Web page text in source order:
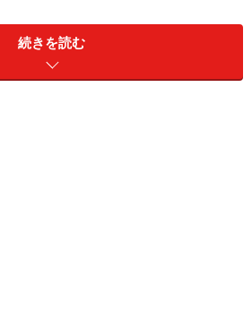
れてみて。古きよきデザインに魅
続きを読む